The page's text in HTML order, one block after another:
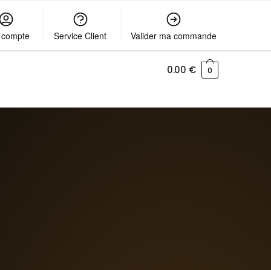
Service Client Valider ma commande
0.00 € 0